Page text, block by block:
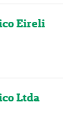
Eireli
Ltda